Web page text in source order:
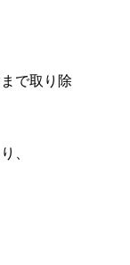
で取り除
、